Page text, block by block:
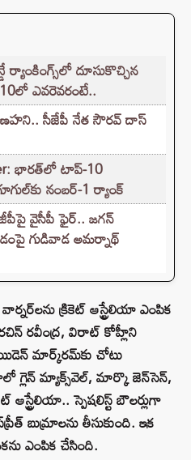
ర్యాంకింగ్స్‌లో దూసుకొచ్చిన
ఎవరెవరంటే..
సీజేపీ నేత సౌరవ్ దాస్
భారత్‌లో టాప్-10
నంబర్-1 ర్యాంక్
వైసీపీ ఫైర్.. జగన్
గుడివాడ అమర్నాథ్
క్రికెట్ ఆస్ట్రేలియా ఎంపిక
రవీంద్ర, విరాట్ కోహ్లీ‌ని
మార్క్‌రమ్‌కు చోటు
గ్లెన్ మ్యాక్స్‌వెల్, మార్కొ జెన్‌సెన్,
ఆస్ట్రేలియా.. స్పెషలిస్ట్ బౌలర్లుగా
బుమ్రాలను తీసుకుంది. ఇక
ఎంపిక చేసింది.